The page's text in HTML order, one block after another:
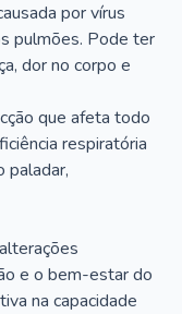
por vírus
pulmões. Pode ter
dor no corpo e
que afeta todo
respiratória
paladar,
e o bem-estar do
na capacidade